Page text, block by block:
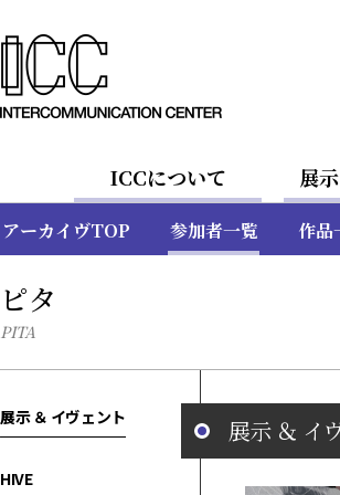
ICCについて 展
アーカイヴTOP 参加者一覧 作品
ピタ
PITA
展示 ＆ イヴェント
HIVE
展示 ＆ イ